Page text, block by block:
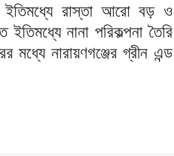
ইতিমধ্যে রাস্তা আরো বড় ও
নানা পরিকল্পনা তৈরি
নারায়ণগঞ্জের গ্রীন এন্ড